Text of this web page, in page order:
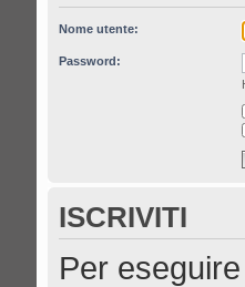
Nome utente:
Password:
ISCRIVITI
Per